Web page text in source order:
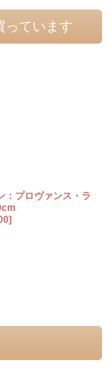
っています
：プロヴァンス・ラ
]